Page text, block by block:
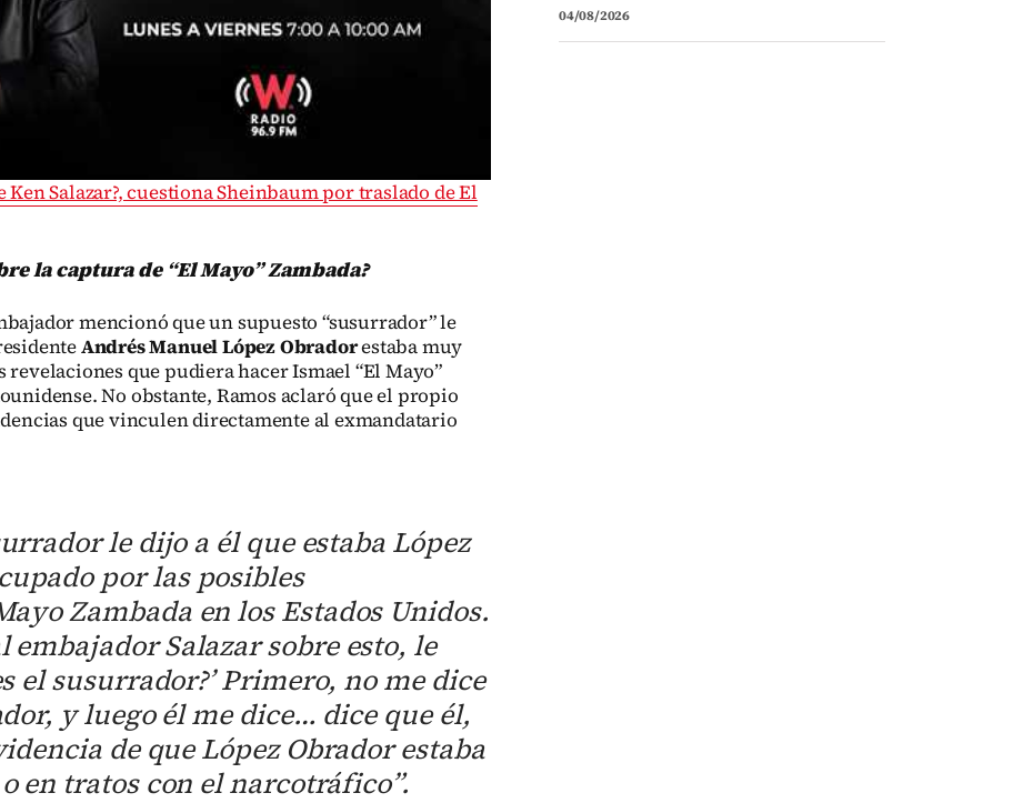
Ken Salazar?, cuestiona Sheinbaum por traslado de El
la captura de “El Mayo” Zambada?
mencionó que un supuesto “susurrador” le
Andrés Manuel López Obradorestaba muy
que pudiera hacer Ismael “El Mayo”
No obstante, Ramos aclaró que el propio
que vinculen directamente al exmandatario
le dijo a él que estaba López
por las posibles
Zambada en los Estados Unidos.
embajador Salazar sobre esto, le
el susurrador?’ Primero, no me dice
y luego él me dice… dice que él,
de que López Obrador estaba
en tratos con el narcotráfico”.
04/08/2026